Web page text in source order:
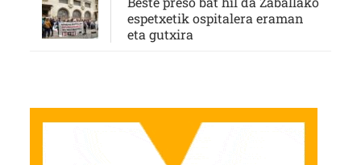
espetxetik ospitalera eraman
eta gutxira